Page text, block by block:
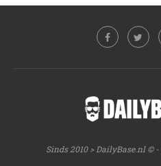
Sinds 2010 > DailyBase.nl © -